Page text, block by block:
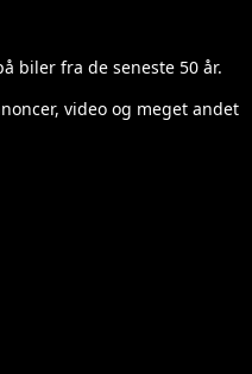
biler fra de seneste 50 år.
video og meget andet